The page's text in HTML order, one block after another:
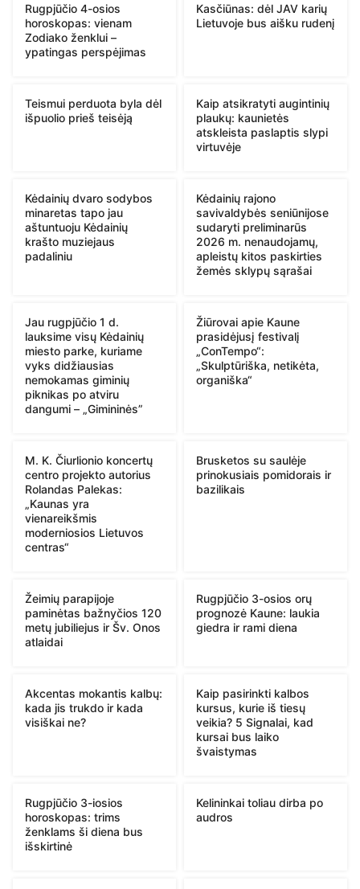
Rugpjūčio 4-osios
horoskopas: vienam
Zodiako ženklui –
ypatingas perspėjimas
Kasčiūnas: dėl JAV karių
Lietuvoje bus aišku rudenį
Teismui perduota byla dėl
išpuolio prieš teisėją
Kaip atsikratyti augintinių
plaukų: kaunietės
atskleista paslaptis slypi
virtuvėje
Kėdainių dvaro sodybos
minaretas tapo jau
aštuntuoju Kėdainių
krašto muziejaus
padaliniu
Kėdainių rajono
savivaldybės seniūnijose
sudaryti preliminarūs
2026 m. nenaudojamų,
apleistų kitos paskirties
žemės sklypų sąrašai
Jau rugpjūčio 1 d.
lauksime visų Kėdainių
miesto parke, kuriame
vyks didžiausias
nemokamas giminių
piknikas po atviru
dangumi – „Gimininės”
Žiūrovai apie Kaune
prasidėjusį festivalį
„ConTempo“:
„Skulptūriška, netikėta,
organiška“
M. K. Čiurlionio koncertų
centro projekto autorius
Rolandas Palekas:
„Kaunas yra
vienareikšmis
moderniosios Lietuvos
centras“
Brusketos su saulėje
prinokusiais pomidorais ir
bazilikais
Žeimių parapijoje
paminėtas bažnyčios 120
metų jubiliejus ir Šv. Onos
atlaidai
Rugpjūčio 3-osios orų
prognozė Kaune: laukia
giedra ir rami diena
Akcentas mokantis kalbų:
kada jis trukdo ir kada
visiškai ne?
Kaip pasirinkti kalbos
kursus, kurie iš tiesų
veikia? 5 Signalai, kad
kursai bus laiko
švaistymas
Rugpjūčio 3-iosios
horoskopas: trims
ženklams ši diena bus
išskirtinė
Kelininkai toliau dirba po
audros